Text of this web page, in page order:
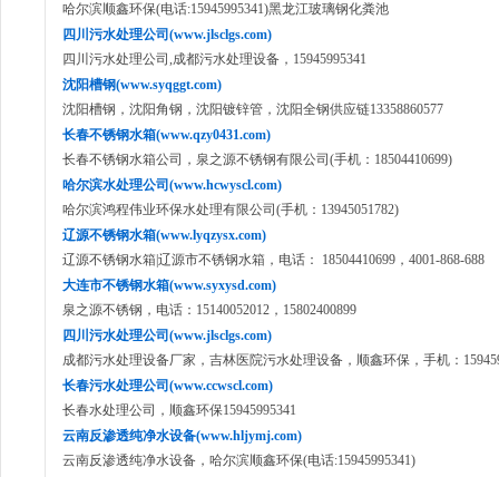
哈尔滨顺鑫环保(电话:15945995341)黑龙江玻璃钢化粪池
四川污水处理公司(www.jlsclgs.com)
四川污水处理公司,成都污水处理设备，15945995341
沈阳槽钢(www.syqggt.com)
沈阳槽钢，沈阳角钢，沈阳镀锌管，沈阳全钢供应链13358860577
长春不锈钢水箱(www.qzy0431.com)
长春不锈钢水箱公司，泉之源不锈钢有限公司(手机：18504410699)
哈尔滨水处理公司(www.hcwyscl.com)
哈尔滨鸿程伟业环保水处理有限公司(手机：13945051782)
辽源不锈钢水箱(www.lyqzysx.com)
辽源不锈钢水箱|辽源市不锈钢水箱，电话： 18504410699，4001-868-688
大连市不锈钢水箱(www.syxysd.com)
泉之源不锈钢，电话：15140052012，15802400899
四川污水处理公司(www.jlsclgs.com)
成都污水处理设备厂家，吉林医院污水处理设备，顺鑫环保，手机：
长春污水处理公司(www.ccwscl.com)
长春水处理公司，顺鑫环保15945995341
云南反渗透纯净水设备(www.hljymj.com)
云南反渗透纯净水设备，哈尔滨顺鑫环保(电话:15945995341)